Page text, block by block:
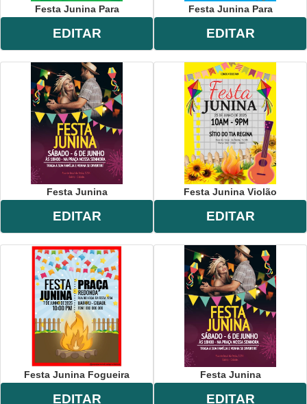
Festa Junina Para
EDITAR
Festa Junina Para
EDITAR
Festa Junina
EDITAR
Festa Junina Violão
EDITAR
Festa Junina Fogueira
EDITAR
Festa Junina
EDITAR